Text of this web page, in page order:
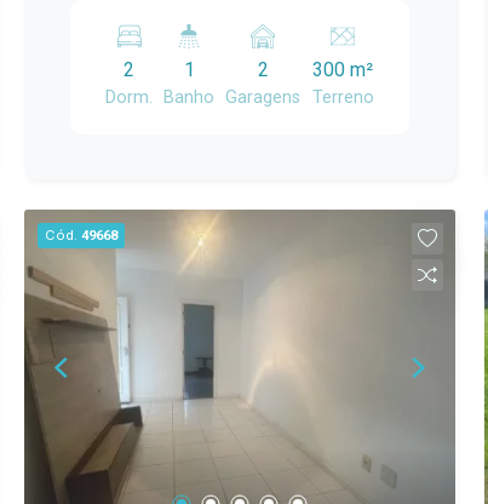
Avenida Duque de Caxias, em uma
região com fácil acesso a comércios,
serviços e transporte. A casa conta
pátio com terreno de 10x30 metros,
oferecendo diversas possibilidades,
como ampliação, área de lazer ou
espaço para pets. Uma opção perfeita
para quem valoriza espaço externo e
uma localização estratégica. Entre em
contato para mais informações ou
agende uma visita.
2
Dorm.
1
Banho
2
Garagens
300 m²
Terreno
Cód. 49668